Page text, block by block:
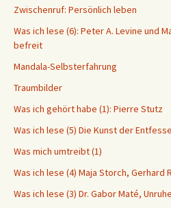
Zwischenruf: Persönlich leben
Was ich lese (6): Peter A. Levine und
befreit
Mandala-Selbsterfahrung
Traumbilder
Was ich gehört habe (1): Pierre Stutz
Was ich lese (5) Die Kunst der
Was mich umtreibt (1)
Was ich lese (4) Maja Storch, Gerhard
Was ich lese (3) Dr. Gabor Maté,